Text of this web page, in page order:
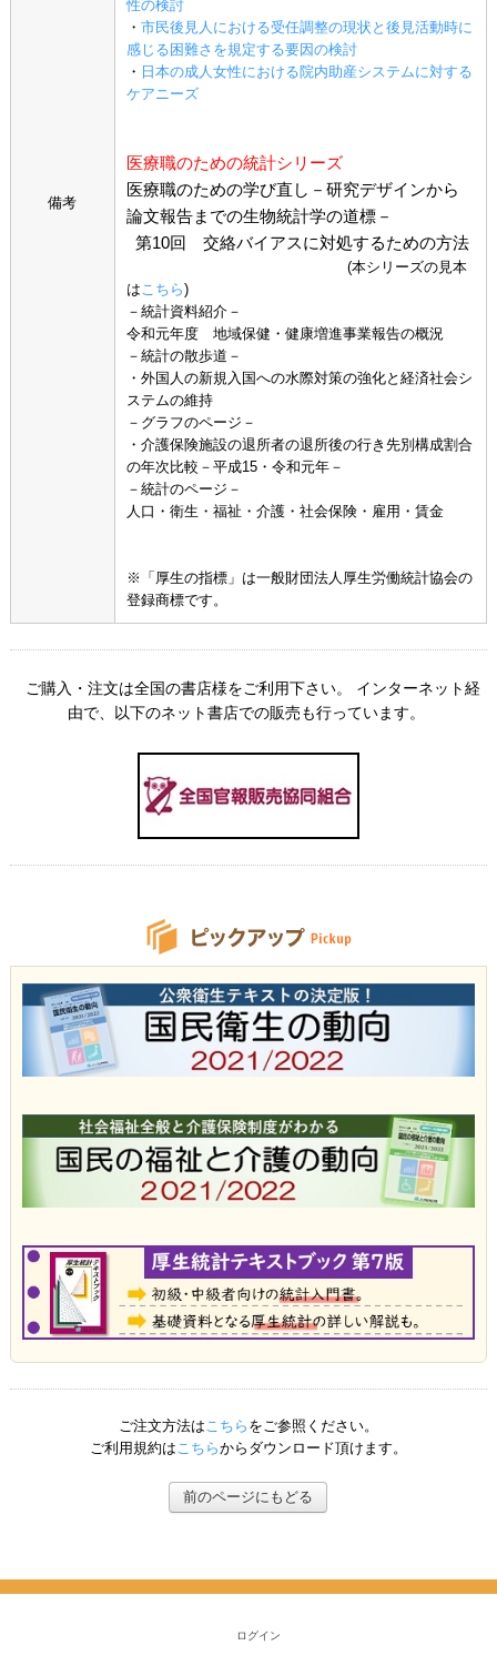
備考
性の検討
・ 市民後見人における受任調整の現状と後見活動時に
感じる困難さを規定する要因の検討
・ 日本の成人女性における院内助産システムに対する
ケアニーズ
医療職のための統計シリーズ
医療職のための学び直し－研究デザインから
論文報告までの生物統計学の道標－
第10回 交絡バイアスに対処するための方法
(本シリーズの見本
はこちら)
－統計資料紹介－
令和元年度 地域保健・健康増進事業報告の概況
－統計の散歩道－
・外国人の新規入国への水際対策の強化と経済社会シ
ステムの維持
－グラフのページ－
・介護保険施設の退所者の退所後の行き先別構成割合
の年次比較－平成15・令和元年－
－統計のページ－
人口・衛生・福祉・介護・社会保険・雇用・賃金
※「厚生の指標」は一般財団法人厚生労働統計協会の
登録商標です。
ご購入・注文は全国の書店様をご利用下さい。 インターネット経
由で、以下のネット書店での販売も行っています。
ご注文方法は こちら をご参照ください。
ご利用規約は こちらからダウンロード頂けます。
前のページにもどる
ログイン